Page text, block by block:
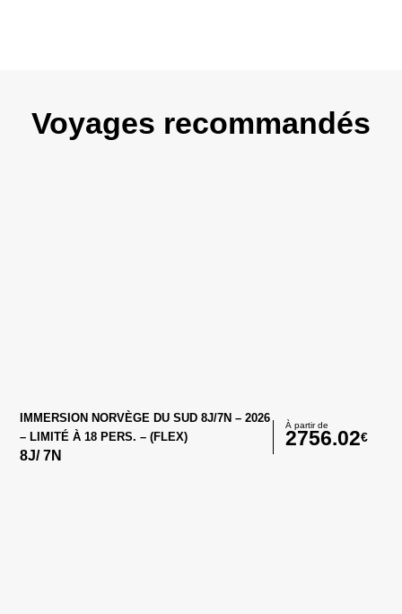
Voyages recommandés
IMMERSION NORVÈGE DU SUD 8J/7N – 2026
– LIMITÉ À 18 PERS. – (FLEX)
8J/7N
À partir de
2756.02€